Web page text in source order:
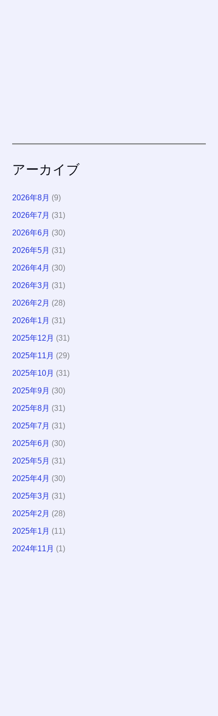
アーカイブ
2026年8月 (9)
2026年7月 (31)
2026年6月 (30)
2026年5月 (31)
2026年4月 (30)
2026年3月 (31)
2026年2月 (28)
2026年1月 (31)
2025年12月 (31)
2025年11月 (29)
2025年10月 (31)
2025年9月 (30)
2025年8月 (31)
2025年7月 (31)
2025年6月 (30)
2025年5月 (31)
2025年4月 (30)
2025年3月 (31)
2025年2月 (28)
2025年1月 (11)
2024年11月 (1)